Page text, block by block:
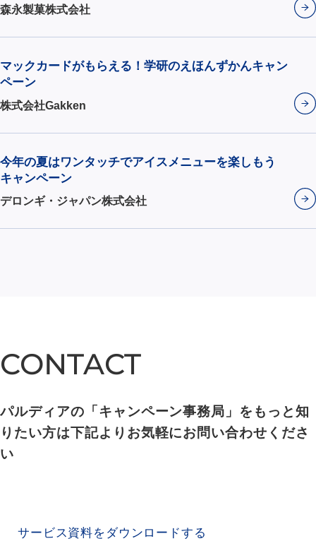
森永製菓株式会社
マックカードがもらえる！学研のえほんずかんキャン
ペーン
株式会社Gakken
今年の夏はワンタッチでアイスメニューを楽しもう
キャンペーン
デロンギ・ジャパン株式会社
CONTACT
CONTACT
パルディアの「キャンペーン事務局」をもっと知
りたい方は下記よりお気軽にお問い合わせくださ
い
サービス資料をダウンロードする